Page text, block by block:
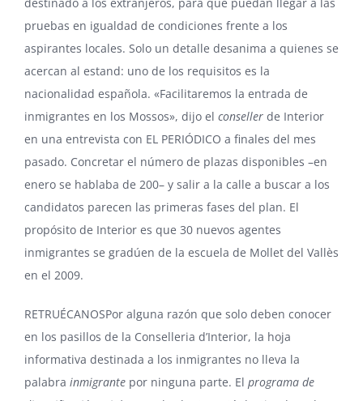
pruebas en igualdad de condiciones frente a los
aspirantes locales. Solo un detalle desanima a quienes se
acercan al estand: uno de los requisitos es la
nacionalidad española. «Facilitaremos la entrada de
inmigrantes en los Mossos», dijo el conseller de Interior
en una entrevista con EL PERIÓDICO a finales del mes
pasado. Concretar el número de plazas disponibles –en
enero se hablaba de 200– y salir a la calle a buscar a los
candidatos parecen las primeras fases del plan. El
propósito de Interior es que 30 nuevos agentes
inmigrantes se gradúen de la escuela de Mollet del Vallès
en el 2009.
RETRUÉCANOSPor alguna razón que solo deben conocer
en los pasillos de la Conselleria d’Interior, la hoja
informativa destinada a los inmigrantes no lleva la
palabra inmigrante por ninguna parte. El programa de